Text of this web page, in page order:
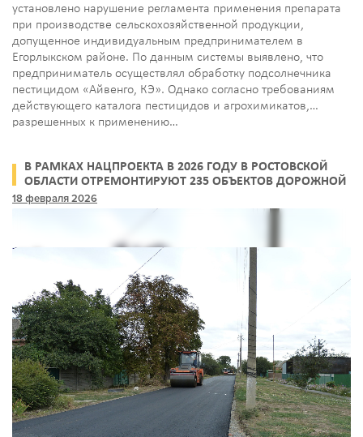
установлено нарушение регламента применения препарата
при производстве сельскохозяйственной продукции,
допущенное индивидуальным предпринимателем в
Егорлыкском районе. По данным системы выявлено, что
предприниматель осуществлял обработку подсолнечника
пестицидом «Айвенго, КЭ». Однако согласно требованиям
действующего каталога пестицидов и агрохимикатов,
разрешенных к применению…
В РАМКАХ НАЦПРОЕКТА В 2026 ГОДУ В РОСТОВСКОЙ
ОБЛАСТИ ОТРЕМОНТИРУЮТ 235 ОБЪЕКТОВ ДОРОЖНОЙ
СЕТИ
18 февраля 2026